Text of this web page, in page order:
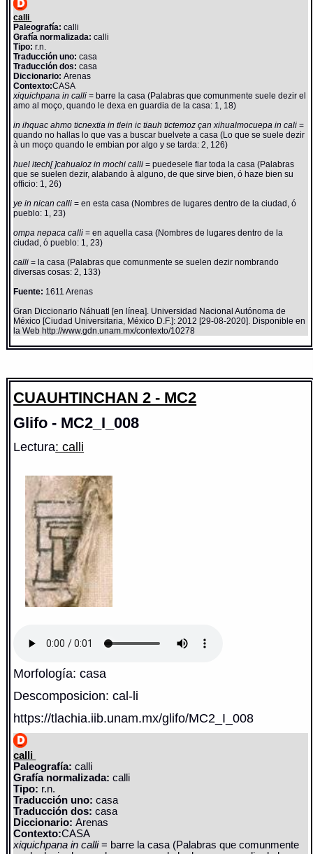
calli
Paleografía: calli
Grafía normalizada: calli
Tipo: r.n.
Traducción uno: casa
Traducción dos: casa
Diccionario:Arenas
Contexto:CASA
xiquichpana in calli= barre la casa (Palabras que comunmente suele dezir el
amo al moço, quando le dexa en guardia de la casa: 1, 18)
in ihquac ahmo ticnextia in tlein ic tiauh tictemoz çan xihualmocuepa in cali=
quando no hallas lo que vas a buscar buelvete a casa (Lo que se suele dezir
à un moço quando le embian por algo y se tarda: 2, 126)
huel itech[ ]cahualoz in mochi calli= puedesele fiar toda la casa (Palabras
que se suelen dezir, alabando à alguno, de que sirve bien, ó haze bien su
officio: 1, 26)
ye in nican calli= en esta casa (Nombres de lugares dentro de la ciudad, ó
pueblo: 1, 23)
ompa nepaca calli= en aquella casa (Nombres de lugares dentro de la
ciudad, ó pueblo: 1, 23)
calli= la casa (Palabras que comunmente se suelen dezir nombrando
diversas cosas: 2, 133)
Fuente: 1611 Arenas
Gran Diccionario Náhuatl [en línea]. Universidad Nacional Autónoma de
México [Ciudad Universitaria, México D.F.]: 2012 [29-08-2020]. Disponible en
la Web http://www.gdn.unam.mx/contexto/10278
CUAUHTINCHAN 2 - MC2
Glifo - MC2_I_008
Lectura: calli
Morfología: casa
Descomposicion: cal-li
https://tlachia.iib.unam.mx/glifo/MC2_I_008
calli
Paleografía: calli
Grafía normalizada: calli
Tipo: r.n.
Traducción uno: casa
Traducción dos: casa
Diccionario:Arenas
Contexto:CASA
xiquichpana in calli= barre la casa (Palabras que comunmente